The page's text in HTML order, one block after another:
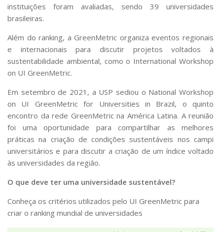
instituições foram avaliadas, sendo 39 universidades
brasileiras.
Além do ranking, a GreenMetric organiza eventos regionais
e internacionais para discutir projetos voltados à
sustentabilidade ambiental, como o International Workshop
on UI GreenMetric.
Em setembro de 2021, a USP sediou o National Workshop
on UI GreenMetric for Universities in Brazil, o quinto
encontro da rede GreenMetric na América Latina. A reunião
foi uma oportunidade para compartilhar as melhores
práticas na criação de condições sustentáveis nos campi
universitários e para discutir a criação de um índice voltado
às universidades da região.
O que deve ter uma universidade sustentável?
Conheça os critérios utilizados pelo UI GreenMetric para
criar o ranking mundial de universidades